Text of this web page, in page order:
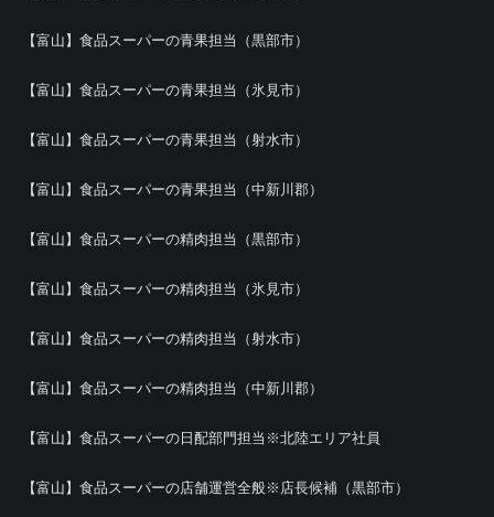
【富山】食品スーパーの青果担当（黒部市）
【富山】食品スーパーの青果担当（氷見市）
【富山】食品スーパーの青果担当（射水市）
【富山】食品スーパーの青果担当（中新川郡）
【富山】食品スーパーの精肉担当（黒部市）
【富山】食品スーパーの精肉担当（氷見市）
【富山】食品スーパーの精肉担当（射水市）
【富山】食品スーパーの精肉担当（中新川郡）
【富山】食品スーパーの日配部門担当※北陸エリア社員
【富山】食品スーパーの店舗運営全般※店長候補（黒部市）